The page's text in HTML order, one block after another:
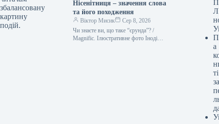
збалансовану
картину
подій.
Нісенітниця – значення слова
та його походження
Віктор Мисик
Сер 8, 2026
Чи знаєте ви, що таке “єрунда”? /
Magnific. Ілюстративне фото Іноді
а